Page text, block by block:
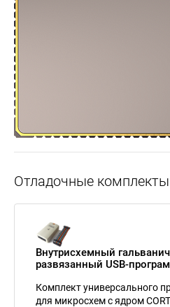
Отладочные комплекты
Внутрисхемный
развязанный USB-
Комплект универсального
для микросхем с ядром